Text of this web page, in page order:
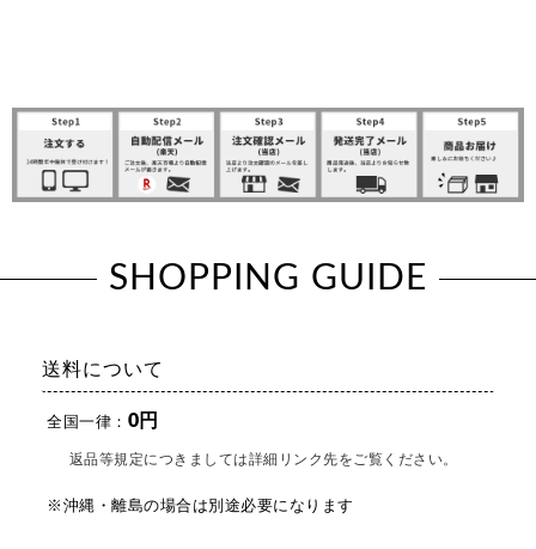
SHOPPING GUIDE
送料について
全国一律： 0円
返品等規定につきましては詳細リンク先をご覧ください。
※沖縄・離島の場合は別途必要になります